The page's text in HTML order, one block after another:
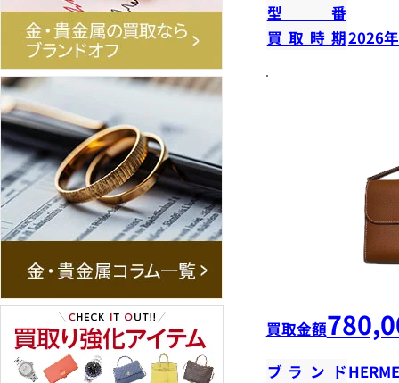
型番
買取時期2026
買取金額
ブランド